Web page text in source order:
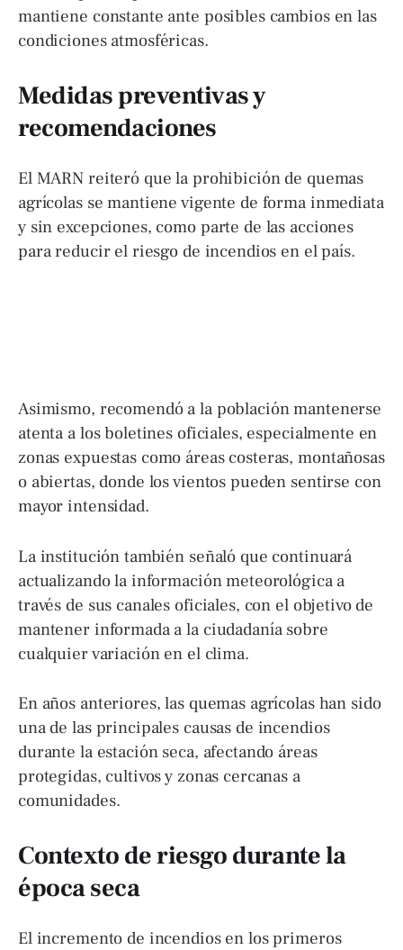
mantiene constante ante posibles cambios en las
condiciones atmosféricas.
Medidas preventivas y
recomendaciones
El MARN reiteró que la prohibición de quemas
agrícolas se mantiene vigente de forma inmediata
y sin excepciones, como parte de las acciones
para reducir el riesgo de incendios en el país.
Asimismo, recomendó a la población mantenerse
atenta a los boletines oficiales, especialmente en
zonas expuestas como áreas costeras, montañosas
o abiertas, donde los vientos pueden sentirse con
mayor intensidad.
La institución también señaló que continuará
actualizando la información meteorológica a
través de sus canales oficiales, con el objetivo de
mantener informada a la ciudadanía sobre
cualquier variación en el clima.
En años anteriores, las quemas agrícolas han sido
una de las principales causas de incendios
durante la estación seca, afectando áreas
protegidas, cultivos y zonas cercanas a
comunidades.
Contexto de riesgo durante la
época seca
El incremento de incendios en los primeros